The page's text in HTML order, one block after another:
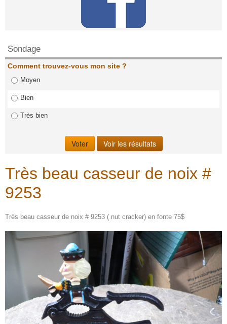
Sondage
Comment trouvez-vous mon site ?
Moyen
Bien
Très bien
Très beau casseur de noix #
9253
Très beau casseur de noix # 9253 ( nut cracker) en fonte 75$